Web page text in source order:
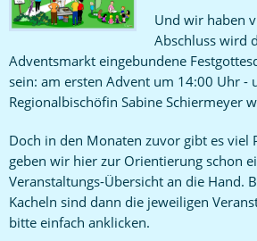
Und wir haben
Abschluss wird
Adventsmarkt eingebundene
sein: am ersten Advent um 14:00 Uhr -
Regionalbischöfin Sabine Schiermeyer
Doch in den Monaten zuvor gibt es viel
geben wir hier zur Orientierung schon
Veranstaltungs-Übersicht an die Hand.
Kacheln sind dann die jeweiligen
bitte einfach anklicken.